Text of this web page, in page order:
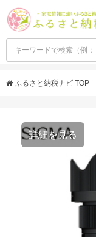
ふるさと納税ナビ TOP
詳細を見る